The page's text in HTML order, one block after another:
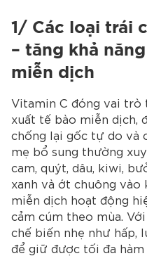
1/ Các loại trái
– tăng khả
miễn dịch
Vitamin C đóng vai trò
xuất tế bào miễn dịch,
chống lại gốc tự do và
mẹ bổ sung thường
cam, quýt, dâu, kiwi,
xanh và ớt chuông vào
miễn dịch hoạt động
cảm cúm theo mùa.
chế biến nhẹ như hấp,
để giữ được tối đa hàm